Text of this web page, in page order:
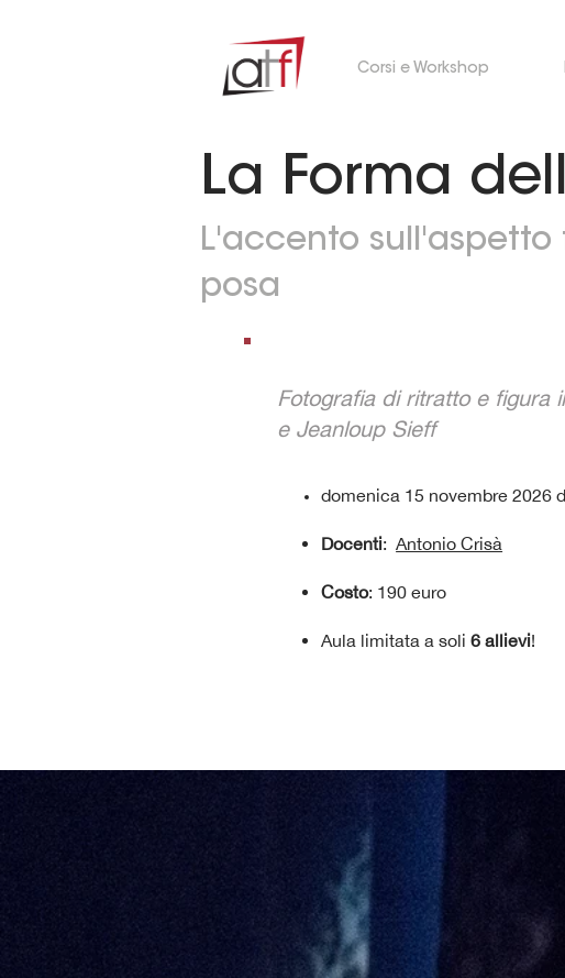
Corsi e Workshop
La Forma
L'accento
posa
Fotografia di ritratto e figura
e Jeanloup Sieff
domenica 15 novembre 2026
Docenti:Antonio Crisà
Costo: 190 euro
Aula limitata a soli6 allievi!